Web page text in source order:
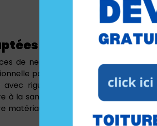
de nettoyage de toiture, vous
pour préserver la beauté et la
rigueur et minutie pour éliminer
à la santé de votre toiture. Que vous
matériau, nous sommes en mesure de